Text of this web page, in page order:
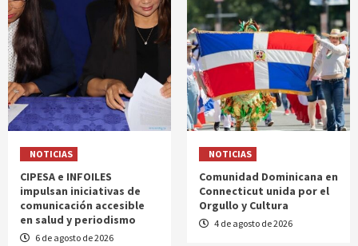
NOTICIAS
CIPESA e INFOILES
impulsan iniciativas de
comunicación accesible
en salud y periodismo
6 de agosto de 2026
NOTICIAS
Comunidad Dominicana en
Connecticut unida por el
Orgullo y Cultura
4 de agosto de 2026